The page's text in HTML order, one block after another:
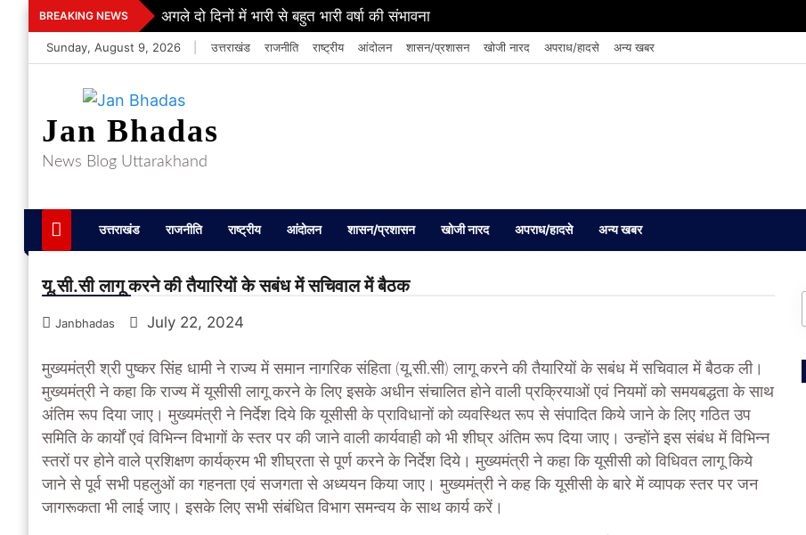
Skip
to
content
BREAKING NEWS अगले दो दिनों में भारी से बहुत भारी वर्षा की संभावना
Sunday, August 9, 2026 उत्तराखंड राजनीति राष्ट्रीय आंदोलन शासन/प्रशासन खोजी नारद अपराध/हादसे अन्य खबर
Jan Bhadas
News Blog Uttarakhand
उत्तराखंड राजनीति राष्ट्रीय आंदोलन शासन/प्रशासन खोजी नारद अपराध/हादसे अन्य खबर
यू.सी.सी लागू करने की तैयारियों के सबंध में सचिवाल में बैठक
Janbhadas July 22, 2024
मुख्यमंत्री श्री पुष्कर सिंह धामी ने राज्य में समान नागरिक संहिता (यू.सी.सी) लागू करने की तैयारियों के सबंध में सचिवाल में बैठक ली।
मुख्यमंत्री ने कहा कि राज्य में यूसीसी लागू करने के लिए इसके अधीन संचालित होने वाली प्रक्रियाओं एवं नियमों को समयबद्धता के साथ
अंतिम रूप दिया जाए। मुख्यमंत्री ने निर्देश दिये कि यूसीसी के प्राविधानों को व्यवस्थित रूप से संपादित किये जाने के लिए गठित उप
समिति के कार्यों एवं विभिन्न विभागों के स्तर पर की जाने वाली कार्यवाही को भी शीघ्र अंतिम रूप दिया जाए। उन्होंने इस संबंध में विभिन्न
स्तरों पर होने वाले प्रशिक्षण कार्यक्रम भी शीघ्रता से पूर्ण करने के निर्देश दिये। मुख्यमंत्री ने कहा कि यूसीसी को विधिवत लागू किये
जाने से पूर्व सभी पहलुओं का गहनता एवं सजगता से अध्ययन किया जाए। मुख्यमंत्री ने कह कि यूसीसी के बारे में व्यापक स्तर पर जन
जागरूकता भी लाई जाए। इसके लिए सभी संबंधित विभाग समन्वय के साथ कार्य करें।